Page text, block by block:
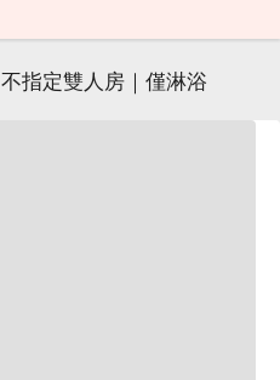
不指定雙人房｜僅淋浴